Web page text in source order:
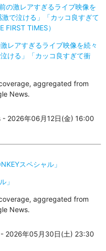
レアすぎるライブ映像を続々
ける」「カッコ良すぎて衝
aggregated from
News.
- 2026年06月12日(金) 16:00
」
aggregated from
News.
- 2026年05月30日(土) 23:30